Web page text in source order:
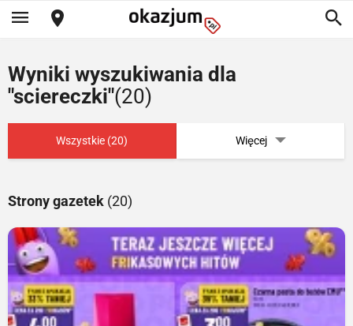
Wyniki wyszukiwania dla
"sciereczki"(20)
Wszystkie (20) Więcej
Strony gazetek (20)